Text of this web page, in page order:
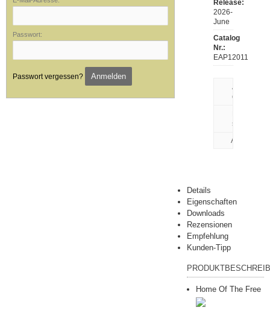
Release:
2026-
June
Catalog
Nr.:
EAP12011
drucken
schreiben
Details
Eigenschaften
Downloads
Rezensionen
Empfehlung
Kunden-Tipp
Home Of The Free
Passwort:
Passwort vergessen? Anmelden